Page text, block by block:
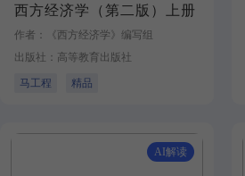
西方经济学（第二版）上册
作者：《西方经济学》编写组
出版社：高等教育出版社
马工程 精品
AI解读